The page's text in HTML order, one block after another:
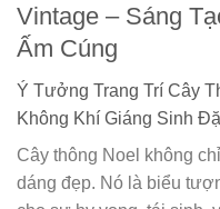
Vintage – Sáng
Ấm Cúng
Ý Tưởng Trang Trí Cây
Không Khí Giáng Sinh
Cây thông Noel không
dáng đẹp. Nó là biểu